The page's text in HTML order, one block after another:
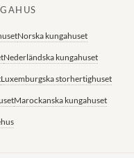
Norska kungahuset
Nederländska kungahuset
Luxemburgska storhertighuset
Marockanska kungahuset